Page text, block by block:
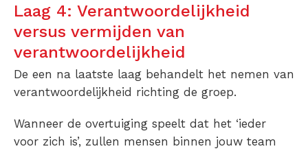
Laag 4: Verantwoordelijkheid
versus vermijden van
verantwoordelijkheid
De een na laatste laag behandelt het nemen van
verantwoordelijkheid richting de groep.
Wanneer de overtuiging speelt dat het ‘ieder
voor zich is’, zullen mensen binnen jouw team